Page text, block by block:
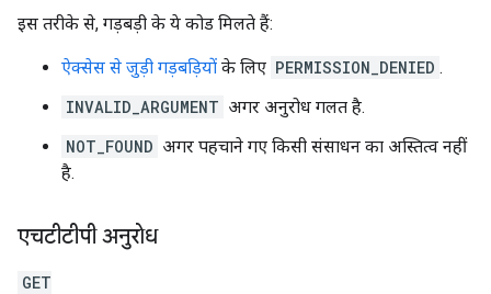
इस तरीके से, गड़बड़ी के ये कोड मिलते हैं:
ऐक्सेस से जुड़ी गड़बड़ियों के लिए PERMISSION_DENIED .
INVALID_ARGUMENT अगर अनुरोध गलत है.
NOT_FOUND अगर पहचाने गए किसी संसाधन का अस्तित्व नहीं
है.
एचटीटीपी अनुरोध
GET